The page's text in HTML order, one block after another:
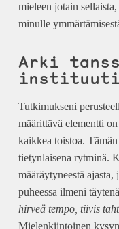
mieleen jotain
minulle
Arki
Tutkimukseni
määrittävä elementti
kaikkea toistoa.
tietynlaisena rytminä.
määräytyneestä
puheessa ilmeni
hirveä tempo, tiivis
Mielenkiintoinen